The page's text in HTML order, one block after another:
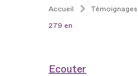
Accueil
279 en
Ecouter